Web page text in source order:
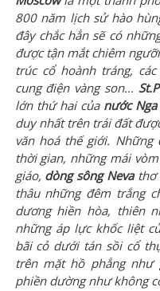
800 năm lịch sử hào
đây chắc hẳn sẽ có
được tận mắt chiêm
trúc cổ hoành tráng,
cung điện vàng son...
lớn thứ hai của nước Nga
duy nhất trên trái đất
văn hoá thế giới. Những
thời gian, những mái
giáo, dòng sông Nevathơ
thâu những đêm trắng
dương hiền hòa, thiên
những áp lực khốc liệt
bãi cỏ dưới tán sồi cổ
trên mặt hồ phẳng
phiền dường như không